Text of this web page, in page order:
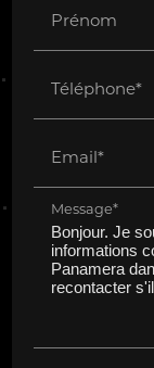
Prénom
Téléphone*
Email*
Message*